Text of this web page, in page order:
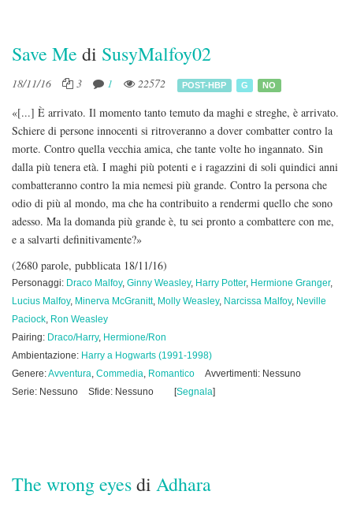
Save Me di SusyMalfoy02
18/11/16 3 1 22572 POST-HBP G NO
«[...] È arrivato. Il momento tanto temuto da maghi e streghe, è arrivato.
Schiere di persone innocenti si ritroveranno a dover combatter contro la
morte. Contro quella vecchia amica, che tante volte ho ingannato. Sin
dalla più tenera età. I maghi più potenti e i ragazzini di soli quindici anni
combatteranno contro la mia nemesi più grande. Contro la persona che
odio di più al mondo, ma che ha contribuito a rendermi quello che sono
adesso. Ma la domanda più grande è, tu sei pronto a combattere con me,
e a salvarti definitivamente?»
(2680 parole, pubblicata 18/11/16)
Personaggi: Draco Malfoy, Ginny Weasley, Harry Potter, Hermione Granger,
Lucius Malfoy, Minerva McGranitt, Molly Weasley, Narcissa Malfoy, Neville
Paciock, Ron Weasley
Pairing: Draco/Harry, Hermione/Ron
Ambientazione: Harry a Hogwarts (1991-1998)
Genere:Avventura, Commedia, Romantico
Avvertimenti: Nessuno
Serie: Nessuno
Sfide: Nessuno [Segnala]
The wrong eyesdi Adhara